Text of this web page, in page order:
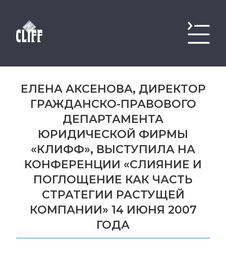
ЕЛЕНА АКСЕНОВА, ДИРЕКТОР
ГРАЖДАНСКО-ПРАВОВОГО
ДЕПАРТАМЕНТА
ЮРИДИЧЕСКОЙ ФИРМЫ
«КЛИФФ», ВЫСТУПИЛА НА
КОНФЕРЕНЦИИ «СЛИЯНИЕ И
ПОГЛОЩЕНИЕ КАК ЧАСТЬ
СТРАТЕГИИ РАСТУЩЕЙ
КОМПАНИИ» 14 ИЮНЯ 2007
ГОДА